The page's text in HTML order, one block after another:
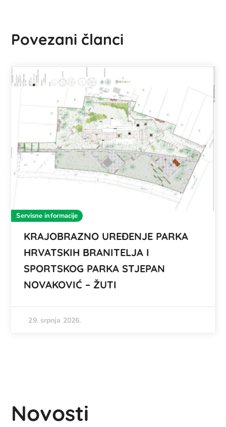
Povezani članci
Servisne informacije
KRAJOBRAZNO UREĐENJE PARKA
HRVATSKIH BRANITELJA I
SPORTSKOG PARKA STJEPAN
NOVAKOVIĆ – ŽUTI
29. srpnja 2026.
Novosti